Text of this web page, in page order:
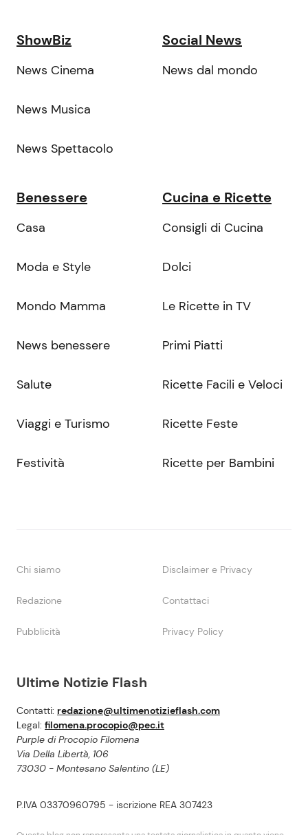
Ultime Notizie Flash
Contatti: redazione@ultimenotizieflash.com
Legal: filomena.procopio@pec.it
Purple di Procopio Filomena
Via Della Libertà, 106
73030 - Montesano Salentino (LE)
P.IVA 03370960795 - iscrizione REA 307423
ShowBiz
News Cinema
News Musica
News Spettacolo
Social News
News dal mondo
Benessere
Casa
Moda e Style
Mondo Mamma
News benessere
Salute
Viaggi e Turismo
Festività
Cucina e Ricette
Consigli di Cucina
Dolci
Le Ricette in TV
Primi Piatti
Ricette Facili e Veloci
Ricette Feste
Ricette per Bambini
Chi siamo Disclaimer e Privacy
Redazione Contattaci
Pubblicità Privacy Policy